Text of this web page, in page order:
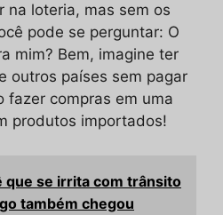
na loteria, mas sem os
pode se perguntar: O
mim? Bem, imagine ter
outros países sem pagar
fazer compras em uma
produtos importados!
que se irrita com trânsito
também chegou